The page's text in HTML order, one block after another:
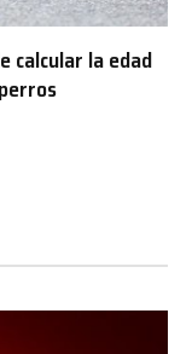
calcular la edad